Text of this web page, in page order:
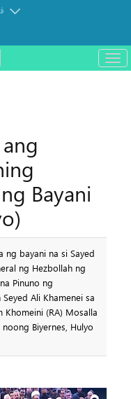
باز
و
Bayani
ng bayani na si Sayed
ng Hezbollah ng
Pinuno ng
Ali Khamenei sa
Khomeini (RA) Mosalla
Biyernes, Hulyo